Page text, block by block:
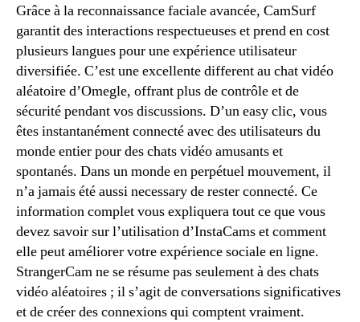
Grâce à la reconnaissance faciale avancée, CamSurf
garantit des interactions respectueuses et prend en cost
plusieurs langues pour une expérience utilisateur
diversifiée. C’est une excellente different au chat vidéo
aléatoire d’Omegle, offrant plus de contrôle et de
sécurité pendant vos discussions. D’un easy clic, vous
êtes instantanément connecté avec des utilisateurs du
monde entier pour des chats vidéo amusants et
spontanés. Dans un monde en perpétuel mouvement, il
n’a jamais été aussi necessary de rester connecté. Ce
information complet vous expliquera tout ce que vous
devez savoir sur l’utilisation d’InstaCams et comment
elle peut améliorer votre expérience sociale en ligne.
StrangerCam ne se résume pas seulement à des chats
vidéo aléatoires ; il s’agit de conversations significatives
et de créer des connexions qui comptent vraiment.